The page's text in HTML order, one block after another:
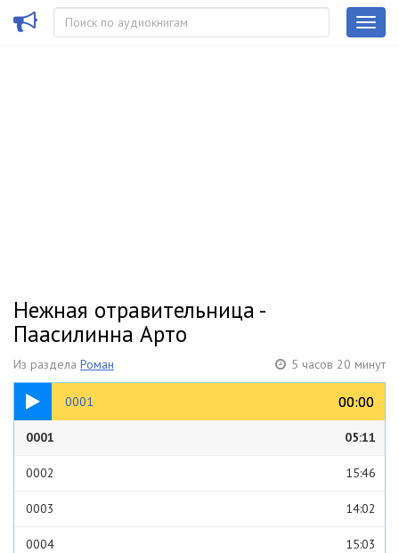
Нежная отравительница -
Паасилинна Арто
Из раздела Роман 5 часов 20 минут
0001 00:00
00:00
05:11
0001 05:11
0002 15:46
0003 14:02
0004 15:03